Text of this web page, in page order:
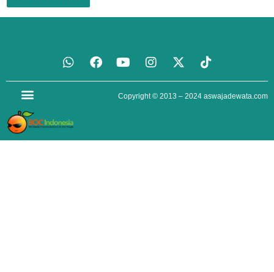
Copyright © 2013 – 2024 aswajadewata.com